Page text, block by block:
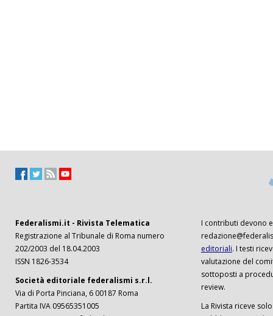
Federalismi.it - Rivista Telematica
Registrazione al Tribunale di Roma numero
202/2003 del 18.04.2003
ISSN 1826-3534
Società editoriale federalismi s.r.l.
Via di Porta Pinciana, 6 00187 Roma
Partita IVA 09565351005
I contributi devono
editoriali. I testi
valutazione del
sottoposti a
review.
La Rivista riceve